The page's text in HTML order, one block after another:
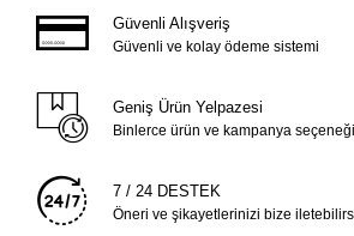
Güvenli Alışveriş
Güvenli ve kolay ödeme sistemi
Geniş Ürün Yelpazesi
Binlerce ürün ve kampanya seçeneği
7 / 24 DESTEK
Öneri ve şikayetlerinizi bize